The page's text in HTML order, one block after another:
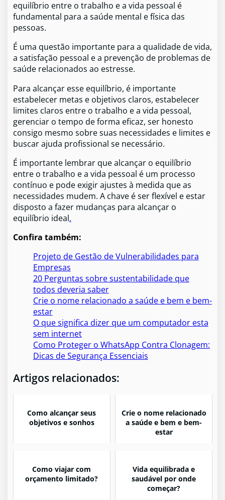
equilíbrio entre o trabalho e a vida pessoal é
fundamental para a saúde mental e física das
pessoas.
É uma questão importante para a qualidade de vida,
a satisfação pessoal e a prevenção de problemas de
saúde relacionados ao estresse.
Para alcançar esse equilíbrio, é importante
estabelecer metas e objetivos claros, estabelecer
limites claros entre o trabalho e a vida pessoal,
gerenciar o tempo de forma eficaz, ser honesto
consigo mesmo sobre suas necessidades e limites e
buscar ajuda profissional se necessário.
É importante lembrar que alcançar o equilíbrio
entre o trabalho e a vida pessoal é um processo
contínuo e pode exigir ajustes à medida que as
necessidades mudem. A chave é ser flexível e estar
disposto a fazer mudanças para alcançar o
equilíbrio ideal.
Confira também:
Projeto de Gestão de Vulnerabilidades para
Empresas
20 Perguntas sobre sustentabilidade que
todos deveria saber
Crie o nome relacionado a saúde e bem e bem-
estar
O que significa dizer que um computador esta
sem internet
Como Proteger o WhatsApp Contra Clonagem:
Dicas de Segurança Essenciais
Artigos relacionados:
Como alcançar seus
objetivos e sonhos
Crie o nome relacionado
a saúde e bem e bem-
estar
Como viajar com
orçamento limitado?
Vida equilibrada e
saudável por onde
começar?